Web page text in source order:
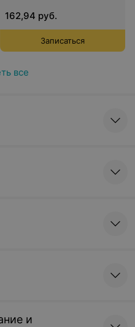
162,94 руб.
Записаться
все
и